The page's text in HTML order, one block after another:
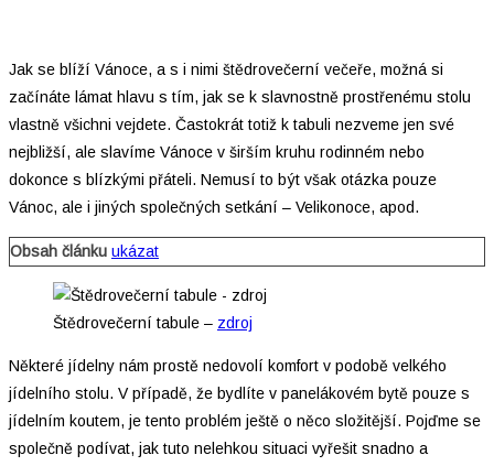
Jak se blíží Vánoce, a s i nimi štědrovečerní večeře, možná si
začínáte lámat hlavu s tím, jak se k slavnostně prostřenému stolu
vlastně všichni vejdete. Častokrát totiž k tabuli nezveme jen své
nejbližší, ale slavíme Vánoce v širším kruhu rodinném nebo
dokonce s blízkými přáteli. Nemusí to být však otázka pouze
Vánoc, ale i jiných společných setkání – Velikonoce, apod.
Obsah článku ukázat
Štědrovečerní tabule – zdroj
Některé jídelny nám prostě nedovolí komfort v podobě velkého
jídelního stolu. V případě, že bydlíte v panelákovém bytě pouze s
jídelním koutem, je tento problém ještě o něco složitější. Pojďme se
společně podívat, jak tuto nelehkou situaci vyřešit snadno a